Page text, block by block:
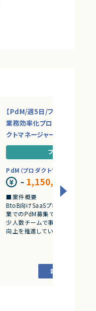
【PdM/週5日/フルリモ】AI・
業務効率化プロダクトを推進
クトマネージャー募集
フルリモート
PdM（プロダクトマネージャー）
~ 1,150,000
■案件概要
BtoB向けSaaSプロダクトを展開
業でのPdM募集です。
少人数チームで事業成長とプロ
向上を推進しています。
・ワークフロー管理サービス
・業務管理サービス詳細を見る